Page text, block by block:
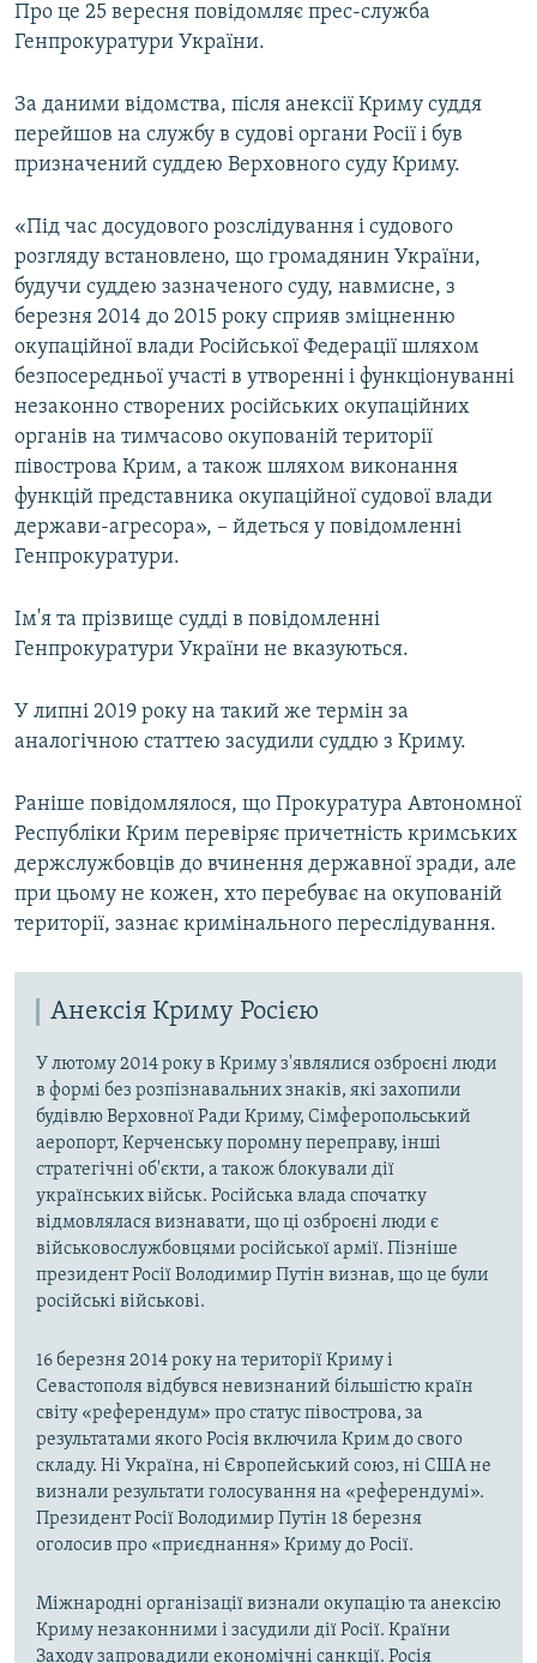
Про це 25 вересня повідомляє прес-служба
Генпрокуратури України.
За даними відомства, після анексії Криму суддя
перейшов на службу в судові органи Росії і був
призначений суддею Верховного суду Криму.
«Під час досудового розслідування і судового
розгляду встановлено, що громадянин України,
будучи суддею зазначеного суду, навмисне, з
березня 2014 до 2015 року сприяв зміцненню
окупаційної влади Російської Федерації шляхом
безпосередньої участі в утворенні і функціонуванні
незаконно створених російських окупаційних
органів на тимчасово окупованій території
півострова Крим, а також шляхом виконання
функцій представника окупаційної судової влади
держави-агресора», – йдеться у повідомленні
Генпрокуратури.
Ім'я та прізвище судді в повідомленні
Генпрокуратури України не вказуються.
У липні 2019 року на такий же термін за
аналогічною статтею засудили суддю з Криму.
Раніше повідомлялося, що Прокуратура Автономної
Республіки Крим перевіряє причетність кримських
держслужбовців до вчинення державної зради, але
при цьому не кожен, хто перебуває на окупованій
території, зазнає кримінального переслідування.
Анексія Криму Росією
У лютому 2014 року в Криму з'являлися озброєні люди
в формі без розпізнавальних знаків, які захопили
будівлю Верховної Ради Криму, Сімферопольський
аеропорт, Керченську поромну переправу, інші
стратегічні об'єкти, а також блокували дії
українських військ. Російська влада спочатку
відмовлялася визнавати, що ці озброєні люди є
військовослужбовцями російської армії. Пізніше
президент Росії Володимир Путін визнав, що це були
російські військові.
16 березня 2014 року на території Криму і
Севастополя відбувся невизнаний більшістю країн
світу «референдум» про статус півострова, за
результатами якого Росія включила Крим до свого
складу. Ні Україна, ні Європейський союз, ні США не
визнали результати голосування на «референдумі».
Президент Росії Володимир Путін 18 березня
оголосив про «приєднання» Криму до Росії.
Міжнародні організації визнали окупацію та анексію
Криму незаконними і засудили дії Росії. Країни
Заходу запровадили економічні санкції. Росія